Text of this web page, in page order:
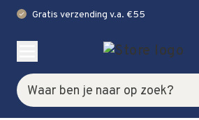
check Gratis verzending v.a. €55
Zoek